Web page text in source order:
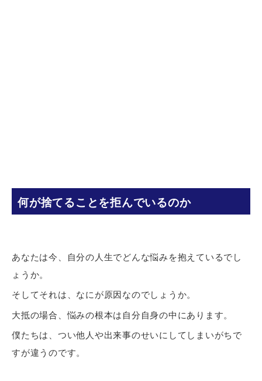
何が捨てることを拒んでいるのか
あなたは今、自分の人生でどんな悩みを抱えているでし
ょうか。
そしてそれは、なにが原因なのでしょうか。
大抵の場合、悩みの根本は自分自身の中にあります。
僕たちは、つい他人や出来事のせいにしてしまいがちで
すが違うのです。